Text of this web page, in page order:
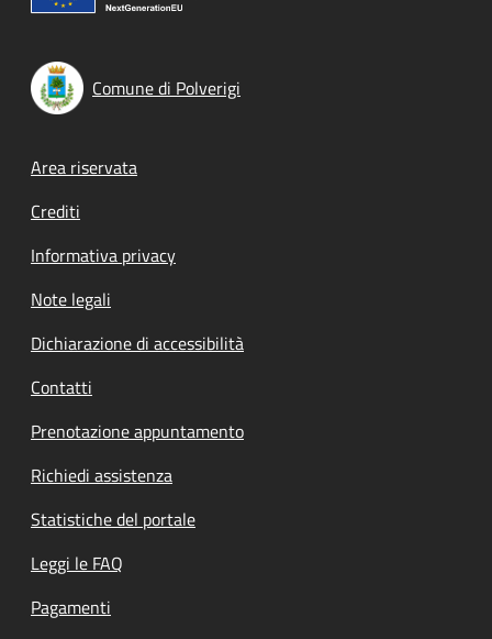
Comune di Polverigi
Footer menu
Area riservata
Crediti
Informativa privacy
Note legali
Dichiarazione di accessibilità
Contatti
Prenotazione appuntamento
Richiedi assistenza
Statistiche del portale
Leggi le FAQ
Pagamenti